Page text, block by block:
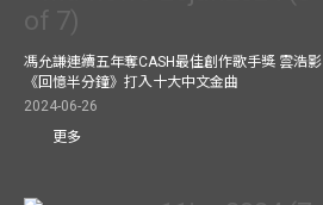
馮允謙連續五年奪CASH最佳創作歌手獎 雲浩影
《回憶半分鐘》打入十大中文金曲
2024-06-26
更多